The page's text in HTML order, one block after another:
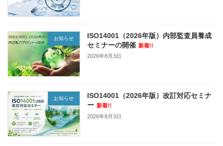
お知らせ
ISO14001（2026年版）内部監査員養成
セミナーの開催 新着!!
2026年8月3日
お知らせ
ISO14001（2026年版）改訂対応セミナ
ー 新着!!
2026年8月3日